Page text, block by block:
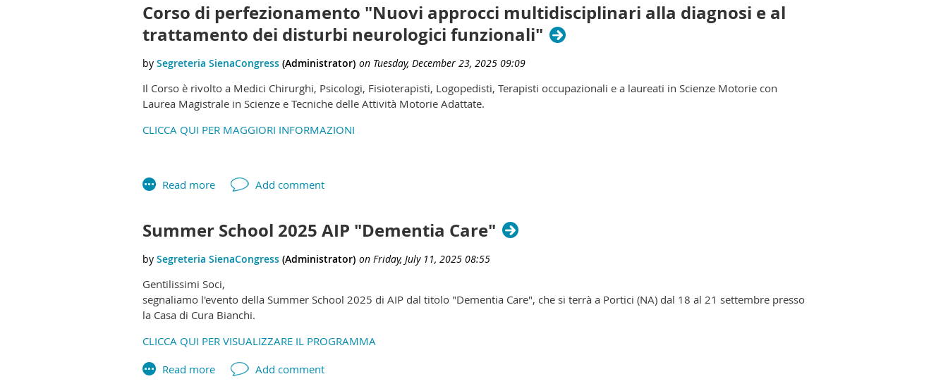
Corso di perfezionamento "Nuovi approcci multidisciplinari alla diagnosi e al
trattamento dei disturbi neurologici funzionali"
Il Corso è rivolto a Medici Chirurghi, Psicologi, Fisioterapisti, Logopedisti, Terapisti occupazionali e a laureati in Scienze Motorie con
Laurea Magistrale in Scienze e Tecniche delle Attività Motorie Adattate.
CLICCA QUI PER MAGGIORI INFORMAZIONI
Summer School 2025 AIP "Dementia Care"
Gentilissimi Soci,
segnaliamo l'evento della Summer School 2025 di AIP dal titolo "Dementia Care", che si terrà a Portici (NA) dal 18 al 21 settembre presso
la Casa di Cura Bianchi.
CLICCA QUI PER VISUALIZZARE IL PROGRAMMA